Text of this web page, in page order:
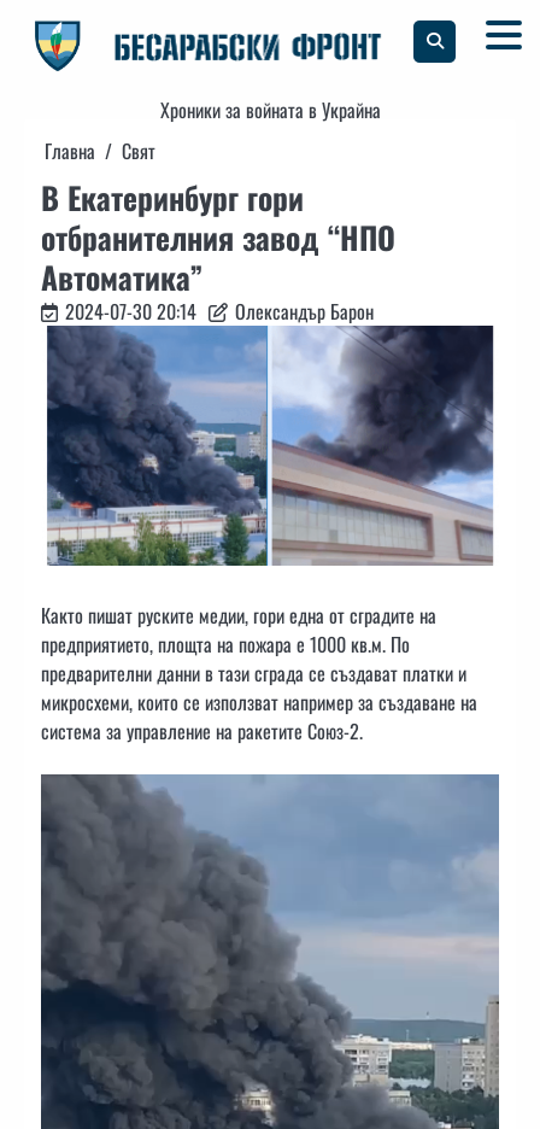
content
Хроники за войната в Украйна
Главна
Свят
В Екатеринбург гори
отбранителния завод “НПО
Автоматика”
2024-07-30 20:14 Олександър Барон
Както пишат руските медии, гори една от сградите на
предприятието, площта на пожара е 1000 кв.м. По
предварителни данни в тази сграда се създават платки и
микросхеми, които се използват например за създаване на
система за управление на ракетите Союз-2.